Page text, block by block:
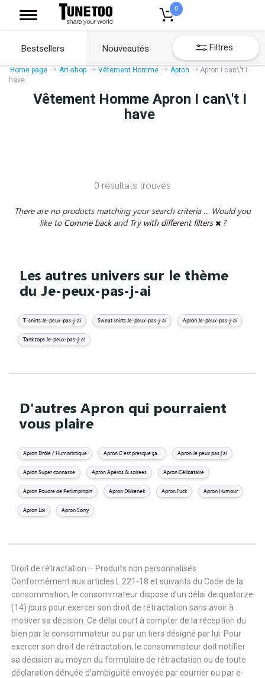
0
Bestsellers Nouveautés Filtres
Home page Art-shop Vêtement Homme Apron
Apron I can\'t I
have
Vêtement Homme Apron I can\'t I
have
0 résultats trouvés
There are no products matching your search criteria ... Would you
like to Comme back and Try with different filters ?
Les autres univers sur le thème
du Je-peux-pas-j-ai
T-shirts Je-peux-pas-j-ai Sweat shirts Je-peux-pas-j-ai Apron Je-peux-pas-j-ai
Tank tops Je-peux-pas-j-ai
D'autres Apron qui pourraient
vous plaire
Apron Drôle / Humoristique Apron C'est presque ça... Apron Je peux pas j'ai
Apron Super connasse Apron Apéros & soirées Apron Célibataire
Apron Poudre de Perlimpinpin Apron Dikkenek Apron Fuck Apron Humour
Apron Lol Apron Sorry
Droit de rétractation – Produits non personnalisés
Conformément aux articles L.221-18 et suivants du Code de la
consommation, le consommateur dispose d’un délai de quatorze
(14) jours pour exercer son droit de rétractation sans avoir à
motiver sa décision. Ce délai court à compter de la réception du
bien par le consommateur ou par un tiers désigné par lui. Pour
exercer son droit de rétractation, le consommateur doit notifier
sa décision au moyen du formulaire de rétractation ou de toute
déclaration dénuée d’ambiguïté envoyée par courrier ou par e-